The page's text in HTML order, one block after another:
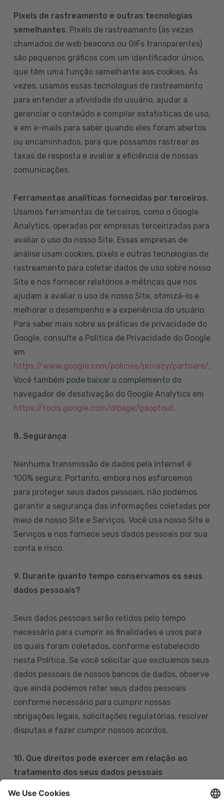
Pixels de rastreamento e outras tecnologias
semelhantes. Pixels de rastreamento (às vezes
chamados de web beacons ou GIFs transparentes)
são pequenos gráficos com um identificador único,
que têm uma função semelhante aos cookies. Às
vezes, usamos essas tecnologias de rastreamento
para entender a atividade do usuário, ajudar a
gerenciar o conteúdo e compilar estatísticas de uso,
e em e-mails para saber quando eles foram abertos
ou encaminhados, para que possamos rastrear as
taxas de resposta e avaliar a eficiência de nossas
comunicações.
Ferramentas analíticas fornecidas por terceiros.
Usamos ferramentas de terceiros, como o Google
Analytics, operadas por empresas terceirizadas para
avaliar o uso do nosso Site. Essas empresas de
análise usam cookies, pixels e outras tecnologias de
rastreamento para coletar dados de uso sobre nosso
Site e nos fornecer relatórios e métricas que nos
ajudam a avaliar o uso de nosso Site, otimizá-lo e
melhorar o desempenho e a experiência do usuário.
Para saber mais sobre as práticas de privacidade do
Google, consulte a Política de Privacidade do Google
em
https://www.google.com/policies/privacy/partners/.
Você também pode baixar o complemento do
navegador de desativação do Google Analytics em
https://tools.google.com/dlpage/gaoptout.
8. Segurança
Nenhuma transmissão de dados pela Internet é
100% segura. Portanto, embora nos esforcemos
para proteger seus dados pessoais, não podemos
garantir a segurança das informações coletadas por
meio de nosso Site e Serviços. Você usa nosso Site e
Serviços e nos fornece seus dados pessoais por sua
conta e risco.
9. Durante quanto tempo conservamos os seus
dados pessoais?
Seus dados pessoais serão retidos pelo tempo
necessário para cumprir as finalidades e usos para
os quais foram coletados, conforme estabelecido
nesta Política. Se você solicitar que excluamos seus
dados pessoais de nossos bancos de dados, observe
que ainda podemos reter seus dados pessoais
conforme necessário para cumprir nossas
obrigações legais, solicitações regulatórias, resolver
disputas e fazer cumprir nossos acordos.
10. Que direitos pode exercer em relação ao
tratamento dos seus dados pessoais